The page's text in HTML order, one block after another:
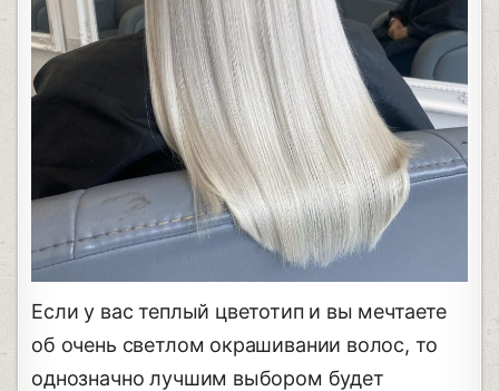
Если у вас теплый цветотип и вы мечтаете
об очень светлом окрашивании волос, то
однозначно лучшим выбором будет